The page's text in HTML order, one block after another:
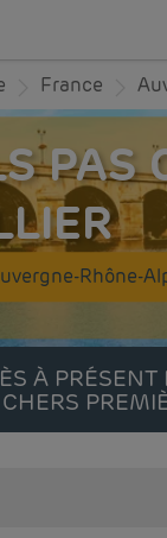
France
PAS
Rhône-
À